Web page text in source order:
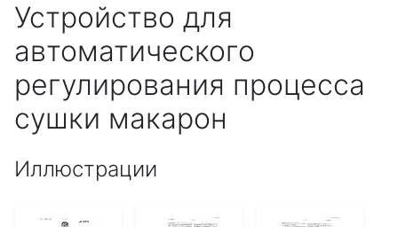
Устройство для
автоматического
регулирования процесса
сушки макарон
Иллюстрации